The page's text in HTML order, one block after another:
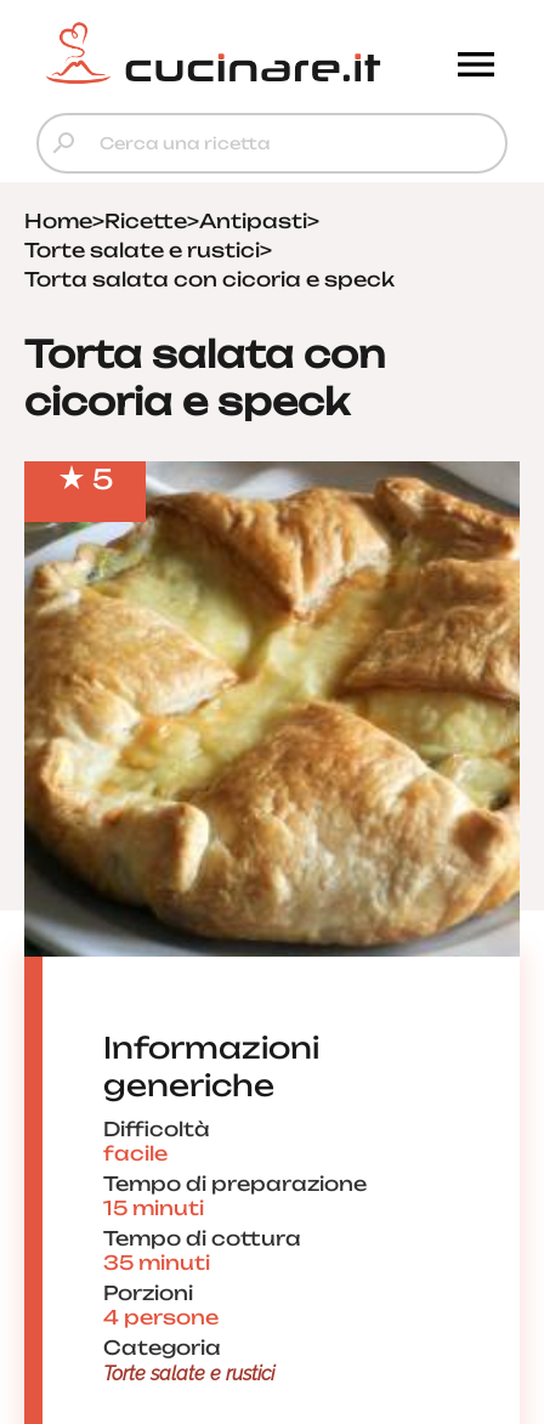
Home>Ricette>Antipasti>
Torte salate e rustici>
Torta salata con cicoria e speck
Torta salata con
cicoria e speck
5
Informazioni
generiche
Difficoltà
facile
Tempo di preparazione
15 minuti
Tempo di cottura
35 minuti
Porzioni
4 persone
Categoria
Torte salate e rustici